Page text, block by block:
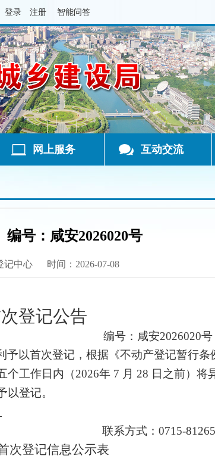
登录 注册 智能问答
网上服务 互动交流
号：咸安2026020号
记中心 时间：2026-07-08
登记公告
编号 ： 咸安2026020号
予以首次登记，根据《不动产登记暂行条
个工作日 内 （2026年 7 月 28 日之前）将
登记。
联系方式 ： 0715-8
次登记信息公示表